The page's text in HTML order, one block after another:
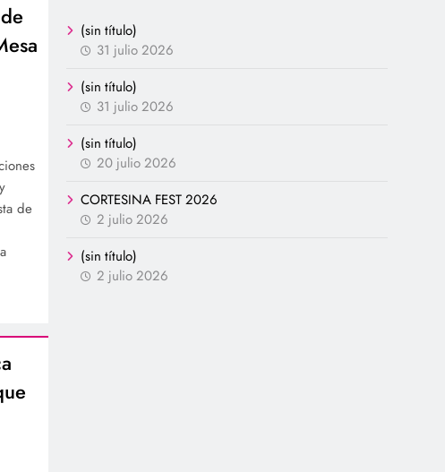
de
(sin título)
31 julio 2026
(sin título)
31 julio 2026
(sin título)
20 julio 2026
CORTESINA FEST 2026
2 julio 2026
(sin título)
2 julio 2026